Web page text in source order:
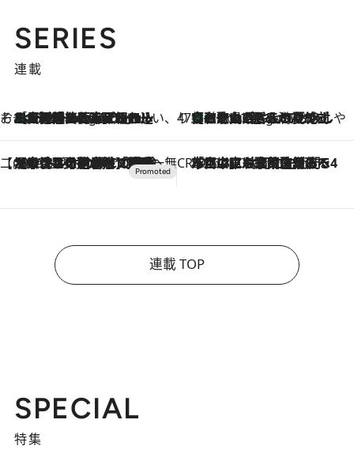
SERIES
連載
そおだよおこの関西おいしい、おやつ紀行8 Hours Ago
［大阪府箕面市］一皿一皿目の前で仕上げられる、料理を巧みに組み込んだアシェットデセールコース「ミチル アシェット デセール（Michiru assiette dessert）」 47都道府県の手みやげ ひんやりスイーツで夏を満喫
8 Hours Ago
【和歌山県】この夏絶対食べたい 冷やしておいしいおやつ3選 みかんがごろっと丸ごと入ったジュレ
【CREA×星野リゾート】唯一無二。癒しと発見が待つ場所へ
2026.8.7
【トンボの足水浴】ヒノキの香りに包まれて涼感マックス！約13℃の湧水かけ流しを避暑地「星野温泉 トンボの湯」で体験 CREA'S CHOICE
2026.8.7
「立川にも歌舞伎があるんだよ」 片岡仁左衛門・市川中車ら豪華座組みで4年目の立川立飛歌舞伎へ
連載 TOP
SPECIAL
特集